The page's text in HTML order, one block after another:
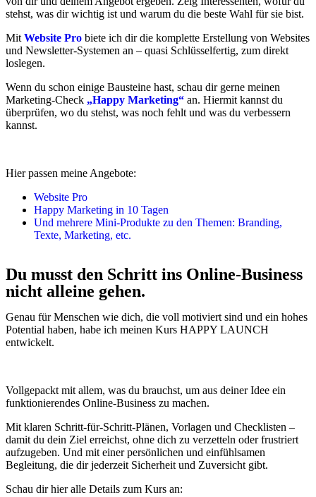
stehst, was dir wichtig ist und warum du die beste Wahl für sie bist.
Mit Website Pro biete ich dir die komplette Erstellung von Websites
und Newsletter-Systemen an – quasi Schlüsselfertig, zum direkt
loslegen.
Wenn du schon einige Bausteine hast, schau dir gerne meinen
Marketing-Check „Happy Marketing“ an. Hiermit kannst du
überprüfen, wo du stehst, was noch fehlt und was du verbessern
kannst.
Hier passen meine Angebote:
Website Pro
Happy Marketing in 10 Tagen
Und mehrere Mini-Produkte zu den Themen: Branding,
Texte, Marketing, etc.
Du musst den Schritt ins Online-Business
nicht alleine gehen.
Genau für Menschen wie dich, die voll motiviert sind und ein hohes
Potential haben, habe ich meinen Kurs HAPPY LAUNCH
entwickelt.
Vollgepackt mit allem, was du brauchst, um aus deiner Idee ein
funktionierendes Online-Business zu machen.
Mit klaren Schritt-für-Schritt-Plänen, Vorlagen und Checklisten –
damit du dein Ziel erreichst, ohne dich zu verzetteln oder frustriert
aufzugeben. Und mit einer persönlichen und einfühlsamen
Begleitung, die dir jederzeit Sicherheit und Zuversicht gibt.
Schau dir hier alle Details zum Kurs an: